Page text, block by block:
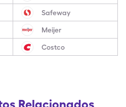
Safeway
Meijer
Costco